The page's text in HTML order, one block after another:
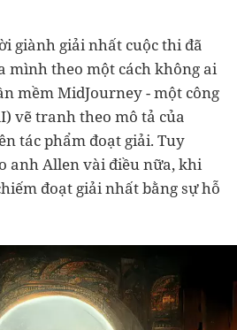
giành giải nhất cuộc thi đã
mình theo một cách không ai
mềm MidJourney - một công
vẽ tranh theo mô tả của
tác phẩm đoạt giải. Tuy
anh Allen vài điều nữa, khi
đoạt giải nhất bằng sự hỗ